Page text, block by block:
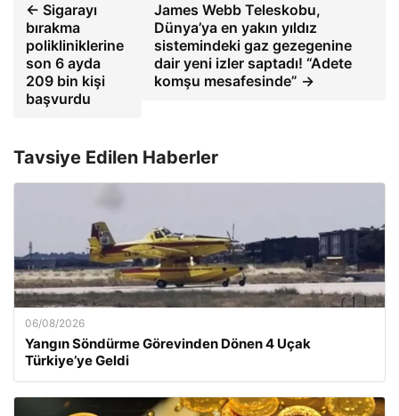
← Sigarayı
bırakma
polikliniklerine
son 6 ayda
209 bin kişi
başvurdu
James Webb Teleskobu,
Dünya’ya en yakın yıldız
sistemindeki gaz gezegenine
dair yeni izler saptadı! “Adete
komşu mesafesinde” →
Tavsiye Edilen Haberler
06/08/2026
Yangın Söndürme Görevinden Dönen 4 Uçak
Türkiye’ye Geldi